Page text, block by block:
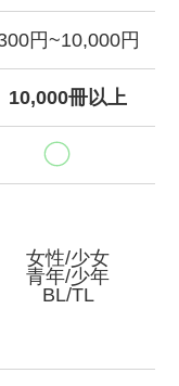
円~10,000円
10,000冊以上
女性/少女
青年/少年
BL/TL